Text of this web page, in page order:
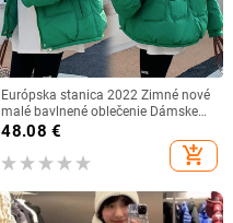
Európska stanica 2022 Zimné nové
malé bavlnené oblečenie Dámske
oblečenie s kapucňou na chlieb
Módna teplá bunda Kórejská verzia
Tide
48.08 €
add_shopping_cart